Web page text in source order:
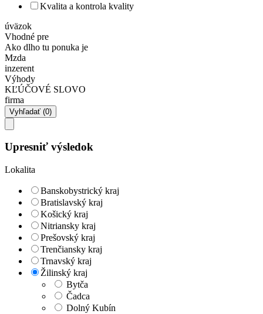
Kvalita a kontrola kvality
úväzok
Vhodné pre
Ako dlho tu ponuka je
Mzda
inzerent
Výhody
KĽÚČOVÉ SLOVO
firma
Upresniť výsledok
Lokalita
Banskobystrický kraj
Bratislavský kraj
Košický kraj
Nitriansky kraj
Prešovský kraj
Trenčiansky kraj
Trnavský kraj
Žilinský kraj
Bytča
Čadca
Dolný Kubín